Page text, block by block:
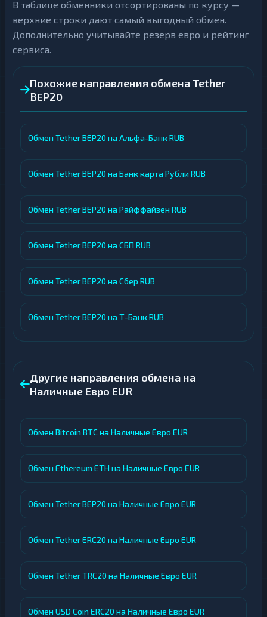
В таблице обменники отсортированы по курсу —
верхние строки дают самый выгодный обмен.
Дополнительно учитывайте резерв евро и рейтинг
сервиса.
Похожие направления обмена Tether
BEP20
Обмен Tether BEP20 на Альфа-Банк RUB
Обмен Tether BEP20 на Банк карта Рубли RUB
Обмен Tether BEP20 на Райффайзен RUB
Обмен Tether BEP20 на СБП RUB
Обмен Tether BEP20 на Сбер RUB
Обмен Tether BEP20 на Т-Банк RUB
Другие направления обмена на
Наличные Евро EUR
Обмен Bitcoin BTC на Наличные Евро EUR
Обмен Ethereum ETH на Наличные Евро EUR
Обмен Tether BEP20 на Наличные Евро EUR
Обмен Tether ERC20 на Наличные Евро EUR
Обмен Tether TRC20 на Наличные Евро EUR
Обмен USD Coin ERC20 на Наличные Евро EUR